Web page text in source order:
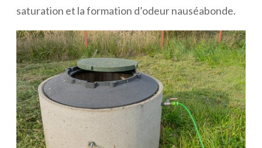
saturation et la formation d’odeur nauséabonde.